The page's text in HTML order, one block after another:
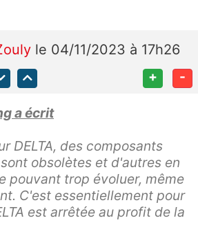
le 04/11/2023 à 17h26
+ -
a écrit
DELTA, des composants
obsolètes et d'autres en
pouvant trop évoluer, même
C'est essentiellement pour
est arrêtée au profit de la